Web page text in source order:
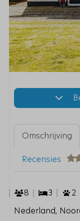
Omschrijving
Recensies
8 3 2
Nederland,